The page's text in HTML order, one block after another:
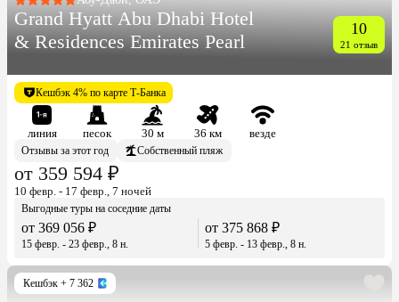
Grand Hyatt Abu Dhabi Hotel
& Residences Emirates Pearl
10
21 отзыв
Кешбэк 4% по карте Т-Банка
линия песок 30 м 36 км
везде
Отзывы за этот год
Собственный пляж
от 359 594 ₽
10 февр. - 17 февр., 7 ночей
Выгодные туры на соседние даты
от 369 056 ₽
15 февр. - 23 февр., 8 н.
от 375 868 ₽
5 февр. - 13 февр., 8 н.
Кешбэк + 7 362